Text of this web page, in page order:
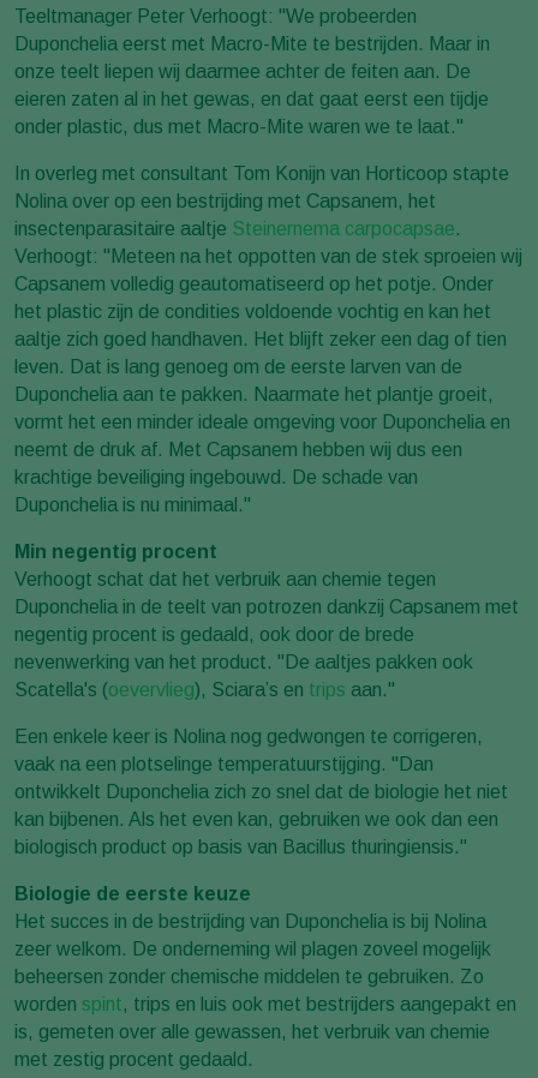
Teeltmanager Peter Verhoogt: "We probeerden
Duponchelia eerst met Macro-Mite te bestrijden. Maar in
onze teelt liepen wij daarmee achter de feiten aan. De
eieren zaten al in het gewas, en dat gaat eerst een tijdje
onder plastic, dus met Macro-Mite waren we te laat."
In overleg met consultant Tom Konijn van Horticoop stapte
Nolina over op een bestrijding met Capsanem, het
insectenparasitaire aaltje Steinernema carpocapsae.
Verhoogt: "Meteen na het oppotten van de stek sproeien wij
Capsanem volledig geautomatiseerd op het potje. Onder
het plastic zijn de condities voldoende vochtig en kan het
aaltje zich goed handhaven. Het blijft zeker een dag of tien
leven. Dat is lang genoeg om de eerste larven van de
Duponchelia aan te pakken. Naarmate het plantje groeit,
vormt het een minder ideale omgeving voor Duponchelia en
neemt de druk af. Met Capsanem hebben wij dus een
krachtige beveiliging ingebouwd. De schade van
Duponchelia is nu minimaal."
Min negentig procent
Verhoogt schat dat het verbruik aan chemie tegen
Duponchelia in de teelt van potrozen dankzij Capsanem met
negentig procent is gedaald, ook door de brede
nevenwerking van het product. "De aaltjes pakken ook
Scatella's (oevervlieg), Sciara’s en trips aan."
Een enkele keer is Nolina nog gedwongen te corrigeren,
vaak na een plotselinge temperatuurstijging. "Dan
ontwikkelt Duponchelia zich zo snel dat de biologie het niet
kan bijbenen. Als het even kan, gebruiken we ook dan een
biologisch product op basis van Bacillus thuringiensis."
Biologie de eerste keuze
Het succes in de bestrijding van Duponchelia is bij Nolina
zeer welkom. De onderneming wil plagen zoveel mogelijk
beheersen zonder chemische middelen te gebruiken. Zo
worden spint, trips en luis ook met bestrijders aangepakt en
is, gemeten over alle gewassen, het verbruik van chemie
met zestig procent gedaald.